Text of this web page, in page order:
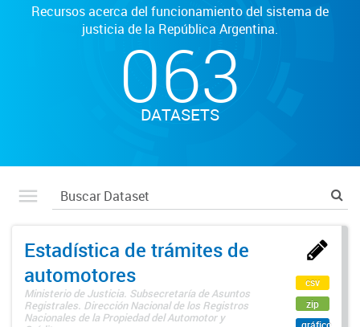
Recursos acerca del funcionamiento del sistema de
justicia de la República Argentina.
063
DATASETS
Estadística de trámites de
automotores
Ministerio de Justicia. Subsecretaría de Asuntos
Registrales. Dirección Nacional de los Registros
Nacionales de la Propiedad del Automotor y
csv
zip